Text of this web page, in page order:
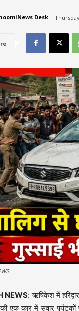
Desk
NEWS: ऋषिकेश में
की एक कार में सवार